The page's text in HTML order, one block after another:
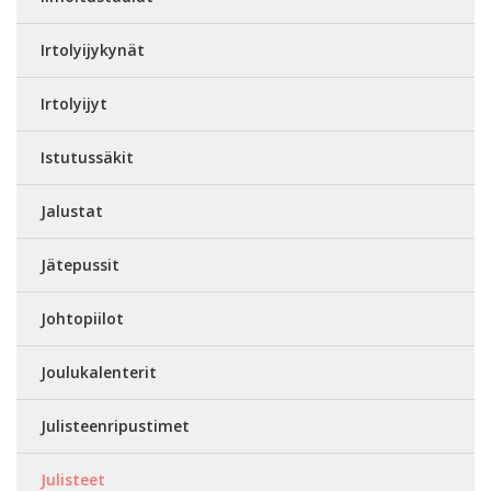
Irtolyijykynät
Irtolyijyt
Istutussäkit
Jalustat
Jätepussit
Johtopiilot
Joulukalenterit
Julisteenripustimet
Julisteet